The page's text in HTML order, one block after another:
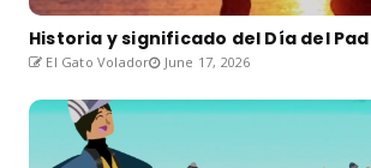
Historia y significado del Día del
El Gato Volador June 17, 2026